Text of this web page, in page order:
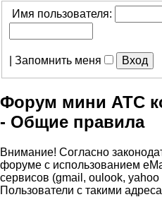
Имя пользователя:
Запомнить меня
Форум мини АТС
- Общие правила
Внимание! Согласно
форуме с использованием
сервисов (gmail, oulook,
Пользователи с такими